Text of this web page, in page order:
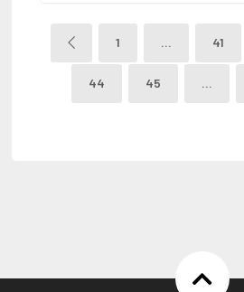
1 … 41
44 45 …